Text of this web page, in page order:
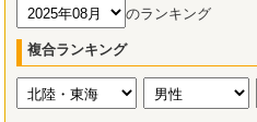
のランキング
複合ランキング